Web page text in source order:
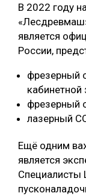
В 2022 году
является
России,
фрезерный
кабинетной
фрезерный
лазерный
Ещё одним
является
Специалисты